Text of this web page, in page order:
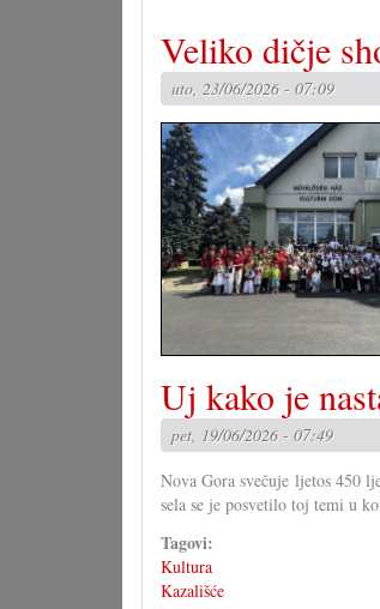
Veliko dičje
uto, 23/06/2026 - 07:09
Uj kako je
pet, 19/06/2026 - 07:49
Nova Gora svečuje ljetos 450
sela se je posvetilo toj temi u
Tagovi:
Kultura
Kazališće